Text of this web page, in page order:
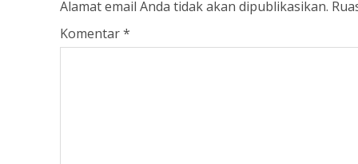
Alamat email Anda tidak akan dipublikasikan.
Komentar*